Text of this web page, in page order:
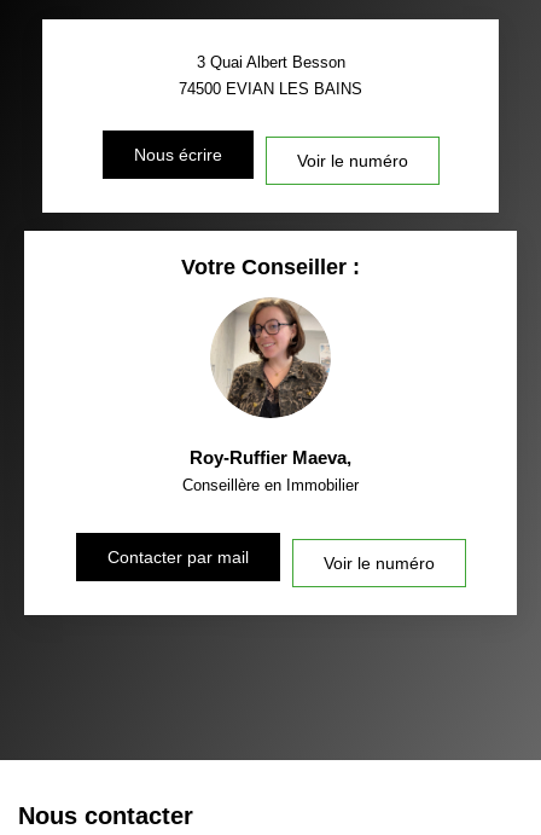
3 Quai Albert Besson
74500 EVIAN LES BAINS
Nous écrire Voir le numéro
Votre Conseiller :
Roy-Ruffier Maeva,
Conseillère en Immobilier
Contacter par mail Voir le numéro
Nous contacter